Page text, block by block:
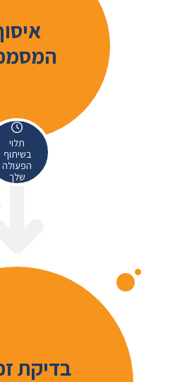
תלוי
בשיתוף
הפעולה
שלך
בדיקת